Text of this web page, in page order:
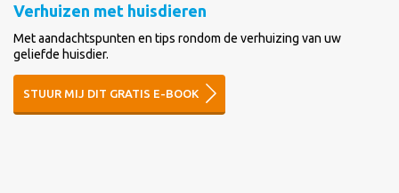
Verhuizen met huisdieren
Met aandachtspunten en tips rondom de verhuizing van uw
geliefde huisdier.
STUUR MIJ DIT GRATIS E-BOOK